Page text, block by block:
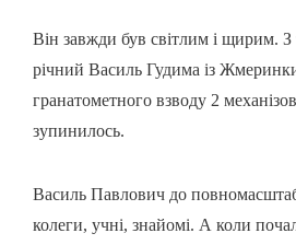
Він завжди був світлим і щирим.
річний Василь Гудима із
гранатометного взводу 2
зупинилось.
Василь Павлович до
колеги, учні, знайомі. А коли